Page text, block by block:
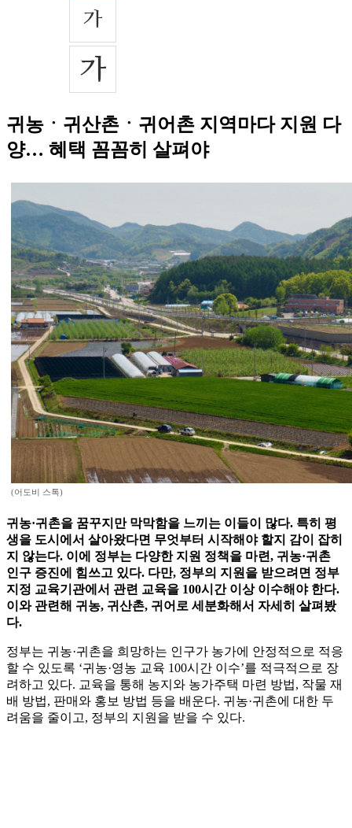
귀농ㆍ귀산촌ㆍ귀어촌 지역마다 지원 다
양… 혜택 꼼꼼히 살펴야
(어도비 스톡)
귀농·귀촌을 꿈꾸지만 막막함을 느끼는 이들이 많다. 특히 평
생을 도시에서 살아왔다면 무엇부터 시작해야 할지 감이 잡히
지 않는다. 이에 정부는 다양한 지원 정책을 마련, 귀농·귀촌
인구 증진에 힘쓰고 있다. 다만, 정부의 지원을 받으려면 정부
지정 교육기관에서 관련 교육을 100시간 이상 이수해야 한다.
이와 관련해 귀농, 귀산촌, 귀어로 세분화해서 자세히 살펴봤
다.
정부는 귀농·귀촌을 희망하는 인구가 농가에 안정적으로 적응
할 수 있도록 ‘귀농·영농 교육 100시간 이수’를 적극적으로 장
려하고 있다. 교육을 통해 농지와 농가주택 마련 방법, 작물 재
배 방법, 판매와 홍보 방법 등을 배운다. 귀농·귀촌에 대한 두
려움을 줄이고, 정부의 지원을 받을 수 있다.